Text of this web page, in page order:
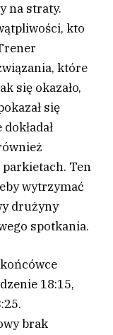
na straty.
kto
które
się okazało,
się
Ten
wytrzymać
drużyny
spotkania.
18:15,
brak